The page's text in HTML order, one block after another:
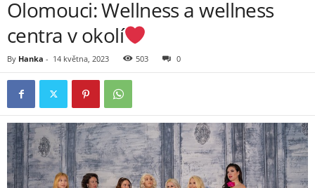
Olomouci: Wellness a wellness
centra v okolí
By Hanka - 14 května, 2023 503 0